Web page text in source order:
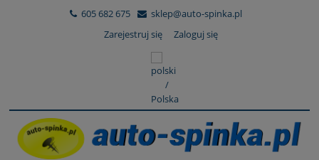
605 682 675
sklep@auto-spinka.pl
Zarejestruj się
Zaloguj się